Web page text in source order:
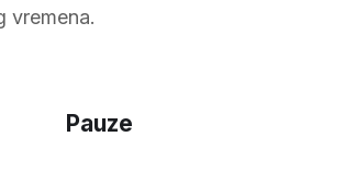
vremena.
Pauze